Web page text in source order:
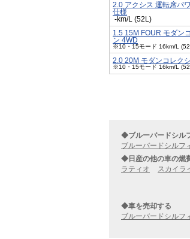
2.0 アクシス 運転席パ
仕様
-km/L (52L)
1.5 15M FOUR モダン
ン 4WD
※10・15モード 16km/L
2.0 20M モダンコレク
※10・15モード 16km/L
◆ブルーバードシル
ブルーバードシルフ
◆日産の他の車の燃
ラティオ
スカイラ
◆車を売却する
ブルーバードシルフ